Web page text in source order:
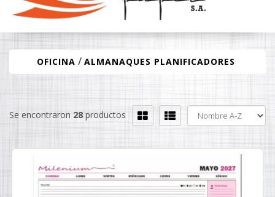
OFICINA / ALMANAQUES PLANIFICADORES
Se encontraron 28 productos